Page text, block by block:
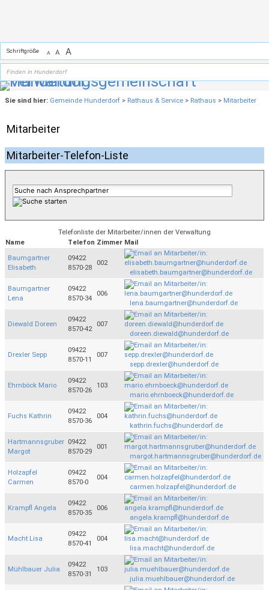
Schriftgröße A A A
Sie sind hier: Gemeinde Hunderdorf > Rathaus & Service > Rathaus > Mitarbeiter
Mitarbeiter
Mitarbeiter-Telefon-Liste
Telefonliste der Mitarbeiter/innen der Verwaltung
Name
Telefon Zimmer Mail
Baumgartner
Elisabeth
09422
8570-28
002
elisabeth.baumgartner@hunderdorf.de
Baumgartner
Lena
09422
8570-34
006
lena.baumgartner@hunderdorf.de
Diewald Doreen
09422
8570-42
007
doreen.diewald@hunderdorf.de
Drexler Sepp
09422
8570-11
007
sepp.drexler@hunderdorf.de
Ehrnböck Mario
09422
8570-26
103
mario.ehrnboeck@hunderdorf.de
Fuchs Kathrin
09422
8570-36
004
kathrin.fuchs@hunderdorf.de
Hartmannsgruber
Margot
09422
8570-29
001
margot.hartmannsgruber@hunderdorf.de
Holzapfel
Carmen
09422
8570-0
004
carmen.holzapfel@hunderdorf.de
Krampfl Angela
09422
8570-35
006
angela.krampfl@hunderdorf.de
Macht Lisa
09422
8570-41
004
lisa.macht@hunderdorf.de
Mühlbauer Julia
09422
8570-31
103
julia.muehlbauer@hunderdorf.de